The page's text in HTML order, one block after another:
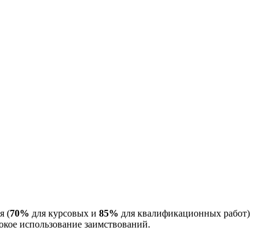
(70% для курсовых и 85% для квалификационных работ)
использование заимствований.